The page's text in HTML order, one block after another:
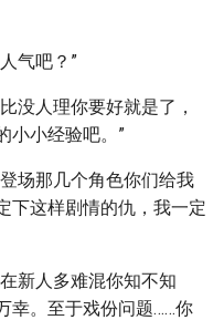
气吧？”
没人理你要好就是了，
小小经验吧。”
场那几个角色你们给我
下这样剧情的仇，我一定
新人多难混你知不知
幸。至于戏份问题……你